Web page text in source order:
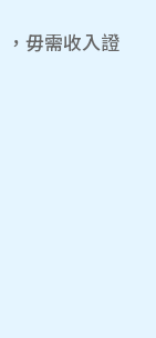
，毋需收入證